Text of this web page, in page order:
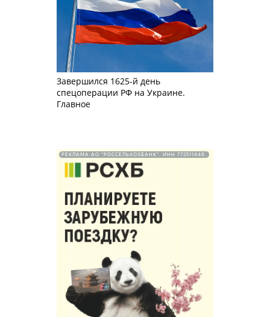
Завершился 1625-й день
спецоперации РФ на Украине.
Главное
РЕКЛАМА АО "РОССЕЛЬХОЗБАНК". ИНН 772511448.